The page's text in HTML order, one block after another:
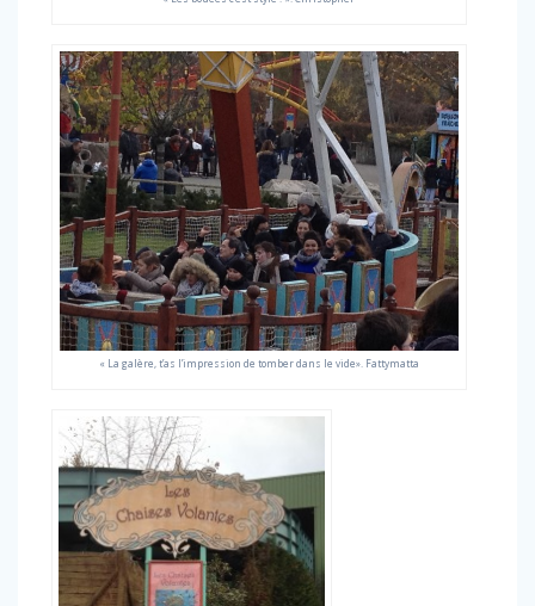
« La galère, t’as l’impression de tomber dans le vide». Fattymatta